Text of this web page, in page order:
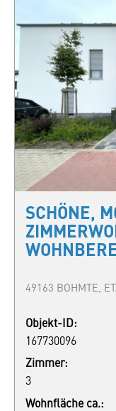
SCHÖNE,
49163 BOHMTE,
Objekt-ID:
167730096
Zimmer:
3
Wohnfläche ca.: